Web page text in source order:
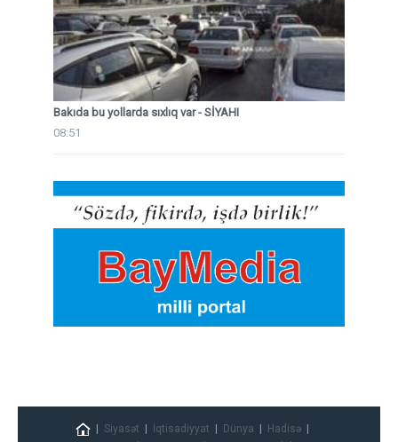
Bakıda bu yollarda sıxlıq var - SİYAHI
08:51
Siyasət İqtisadiyyat Dünya
Hadisə